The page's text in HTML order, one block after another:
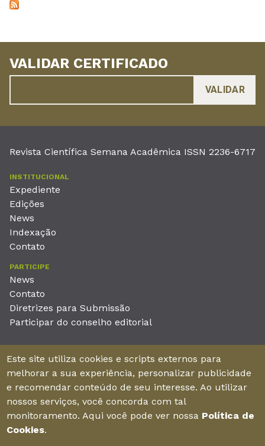
VALIDAR CERTIFICADO
Revista Científica Semana Acadêmica ISSN 2236-6717
INSTITUCIONAL
Expediente
Edições
News
Indexação
Contato
PARTICIPE
News
Contato
Diretrizes para Submissão
Participar do conselho editorial
Unieducar Inteligência Educacional Ltda
CNPJ: 05.569.970/0001-26
Av. Desembargador Moreira, No. 2001 – 11º andar - Bairro
Aldeota
Fortaleza – Ceará - Brasil - CEP 60170-001
Este site utiliza cookies e scripts externos para
melhorar a sua experiência, personalizar publicidade
e recomendar conteúdo de seu interesse. Ao utilizar
nossos serviços, você concorda com tal
monitoramento. Aqui você pode ver nossa Política de
Cookies.